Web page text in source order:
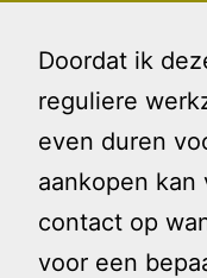
Doordat ik
reguliere
even duren
aankopen kan
contact op
voor een
naar
inhoud
Gezin